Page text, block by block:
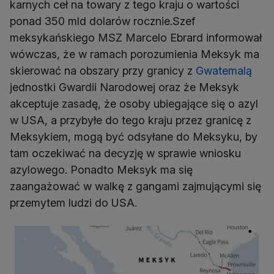
karnych ceł na towary z tego kraju o wartości
ponad 350 mld dolarów rocznie.Szef
meksykańskiego MSZ Marcelo Ebrard informował
wówczas, że w ramach porozumienia Meksyk ma
skierować na obszary przy granicy z Gwatemalą
jednostki Gwardii Narodowej oraz że Meksyk
akceptuje zasadę, że osoby ubiegające się o azyl
w USA, a przybyłe do tego kraju przez granicę z
Meksykiem, mogą być odsyłane do Meksyku, by
tam oczekiwać na decyzję w sprawie wniosku
azylowego. Ponadto Meksyk ma się
zaangażować w walkę z gangami zajmującymi się
przemytem ludzi do USA.